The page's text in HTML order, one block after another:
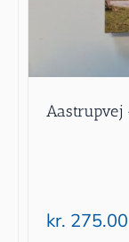
Aastrupvej
kr. 275.00